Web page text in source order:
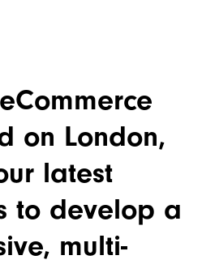
on London,
latest
to develop a
multi-